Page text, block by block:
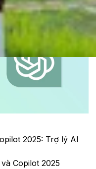
2025: Trợ lý AI
Copilot 2025